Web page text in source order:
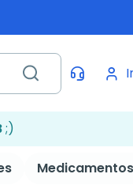
;)
Medicamentos